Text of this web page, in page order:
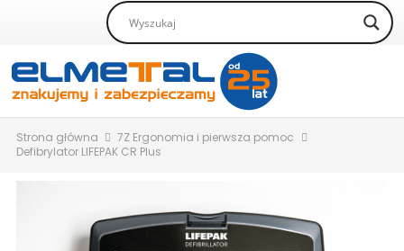
Strona główna
7Z Ergonomia i pierwsza pomoc
Defibrylator LIFEPAK CR Plus